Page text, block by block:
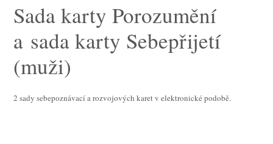
Sada karty Porozumění
a sada karty Sebepřijetí
(muži)
2 sady sebepoznávací a rozvojových karet v elektronické podobě.